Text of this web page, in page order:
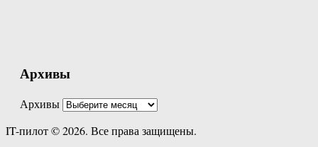
Архивы
Архивы
IT-пилот © 2026. Все права защищены.